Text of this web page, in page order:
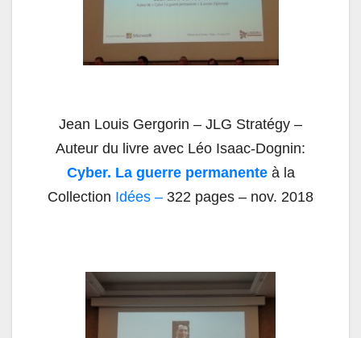
Jean Louis Gergorin – JLG Stratégy –
Auteur du livre avec Léo Isaac-Dognin:
Cyber. La guerre permanente à la
Collection Idées – 322 pages – nov. 2018